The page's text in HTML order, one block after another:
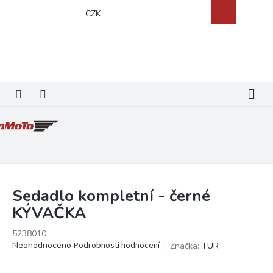
CZK
košík
Sedadlo kompletní - černé
KÝVAČKA
5238010
Průměrné
Neohodnoceno Podrobnosti hodnocení Značka: TUR